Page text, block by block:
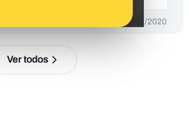
28/02/2020
Ver todos